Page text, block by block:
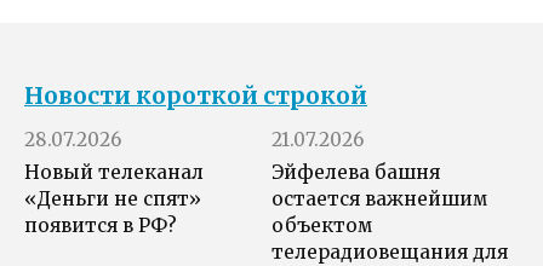
Новости короткой строкой
28.07.2026
Новый телеканал
«Деньги не спят»
появится в РФ?
21.07.2026
Эйфелева башня
остается важнейшим
объектом
телерадиовещания для